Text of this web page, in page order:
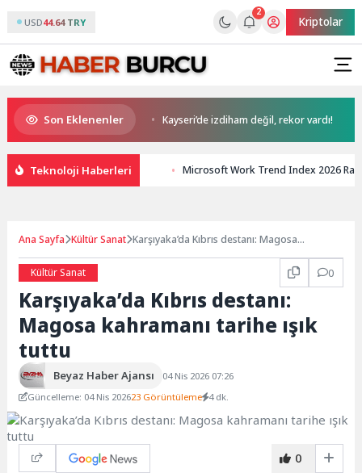
USD44.64 TRY
2
Kriptolar
Son Eklenenler
var olacağım!’ Kayseri’de izdiham değil, rekor vardı!
Teknoloji Haberleri Microsoft Work Trend Index 2026
Ana Sayfa Kültür Sanat Karşıyaka’da Kıbrıs destanı: Magosa
Kültür Sanat
0
Karşıyaka’da Kıbrıs destanı:
Magosa kahramanı tarihe ışık
tuttu
Beyaz Haber Ajansı
04 Nis 2026 07:26
Güncelleme: 04 Nis 202623 Görüntüleme 4 dk.
0